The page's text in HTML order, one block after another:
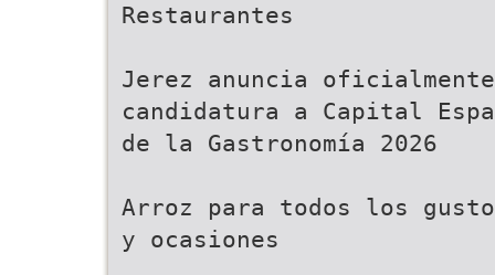
Restaurantes
Jerez anuncia
candidatura a Capital
de la Gastronomía 2026
Arroz para todos los
y ocasiones